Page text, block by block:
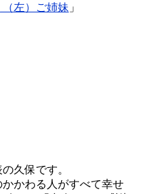
左）ご姉妹 」
久保です。
かわる人がすべて幸せ